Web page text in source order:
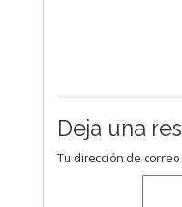
Deja una
Tu dirección de